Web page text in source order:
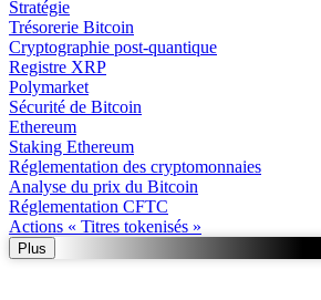
Stratégie
Trésorerie Bitcoin
Cryptographie post-quantique
Registre XRP
Polymarket
Sécurité de Bitcoin
Ethereum
Staking Ethereum
Réglementation des cryptomonnaies
Analyse du prix du Bitcoin
Réglementation CFTC
Actions « Titres tokenisés »
Plus